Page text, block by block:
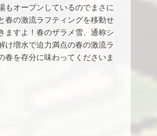
もオープンしているのでまさに
春の激流ラフティングを移動せ
ますよ！春のザラメ雪、通称シ
け増水で迫力満点の春の激流ラ
春を存分に味わってくださいま